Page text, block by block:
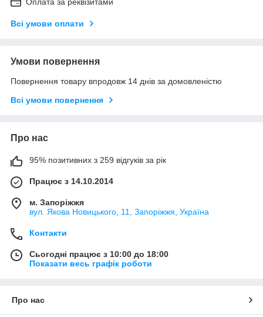
Всі умови оплати
Умови повернення
Повернення товару впродовж 14 днів за домовленістю
Всі умови повернення
Про нас
95% позитивних з 259 відгуків за рік
Працює з 14.10.2014
м. Запоріжжя
вул. Якова Новицького, 11, Запоріжжя, Україна
Контакти
Сьогодні працює з 10:00 до 18:00
Показати весь графік роботи
Про нас